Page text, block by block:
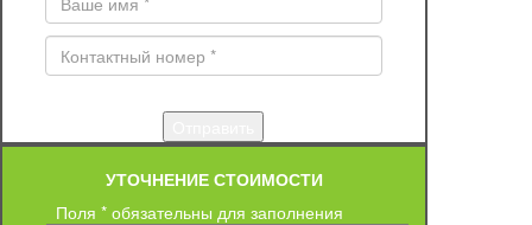
УТОЧНЕНИЕ СТОИМОСТИ
Поля * обязательны для заполнения